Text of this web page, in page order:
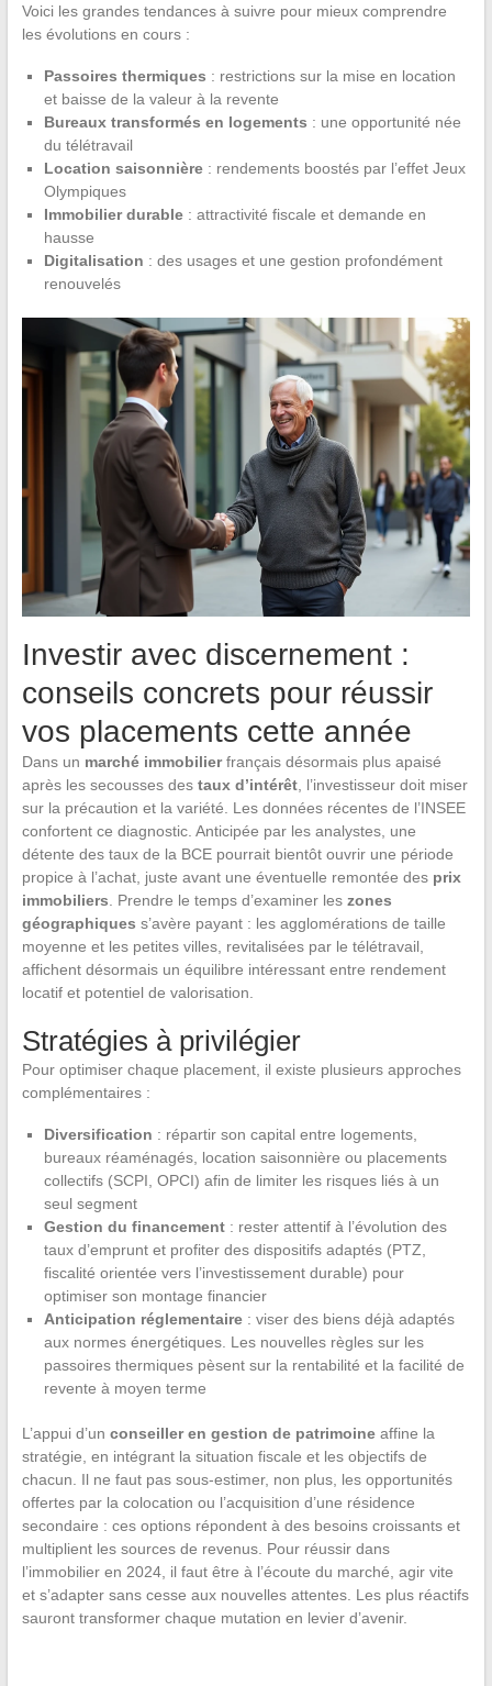
Voici les grandes tendances à suivre pour mieux comprendre
les évolutions en cours :
Passoires thermiques : restrictions sur la mise en location
et baisse de la valeur à la revente
Bureaux transformés en logements : une opportunité née
du télétravail
Location saisonnière: rendements boostés par l’effet Jeux
Olympiques
Immobilier durable: attractivité fiscale et demande en
hausse
Digitalisation : des usages et une gestion profondément
renouvelés
Investir avec discernement :
conseils concrets pour réussir
vos placements cette année
Dans un marché immobilierfrançais désormais plus apaisé
après les secousses des taux d’intérêt, l’investisseur doit miser
sur la précaution et la variété. Les données récentes de l’INSEE
confortent ce diagnostic. Anticipée par les analystes, une
détente des taux de la BCE pourrait bientôt ouvrir une période
propice à l’achat, juste avant une éventuelle remontée des prix
immobiliers . Prendre le temps d’examiner les zones
géographiques s’avère payant : les agglomérations de taille
moyenne et les petites villes, revitalisées par le télétravail,
affichent désormais un équilibre intéressant entre rendement
locatif et potentiel de valorisation.
Stratégies à privilégier
Pour optimiser chaque placement, il existe plusieurs approches
complémentaires :
Diversification : répartir son capital entre logements,
bureaux réaménagés, location saisonnière ou placements
collectifs (SCPI, OPCI) afin de limiter les risques liés à un
seul segment
Gestion du financement: rester attentif à l’évolution des
taux d’emprunt et profiter des dispositifs adaptés (PTZ,
fiscalité orientée vers l’investissement durable) pour
optimiser son montage financier
Anticipation réglementaire: viser des biens déjà adaptés
aux normes énergétiques. Les nouvelles règles sur les
passoires thermiques pèsent sur la rentabilité et la facilité de
revente à moyen terme
L’appui d’un conseiller en gestion de patrimoineaffine la
stratégie, en intégrant la situation fiscale et les objectifs de
chacun. Il ne faut pas sous-estimer, non plus, les opportunités
offertes par la colocation ou l’acquisition d’une résidence
secondaire : ces options répondent à des besoins croissants et
multiplient les sources de revenus. Pour réussir dans
l’immobilier en 2024, il faut être à l’écoute du marché, agir vite
et s’adapter sans cesse aux nouvelles attentes. Les plus réactifs
sauront transformer chaque mutation en levier d’avenir.